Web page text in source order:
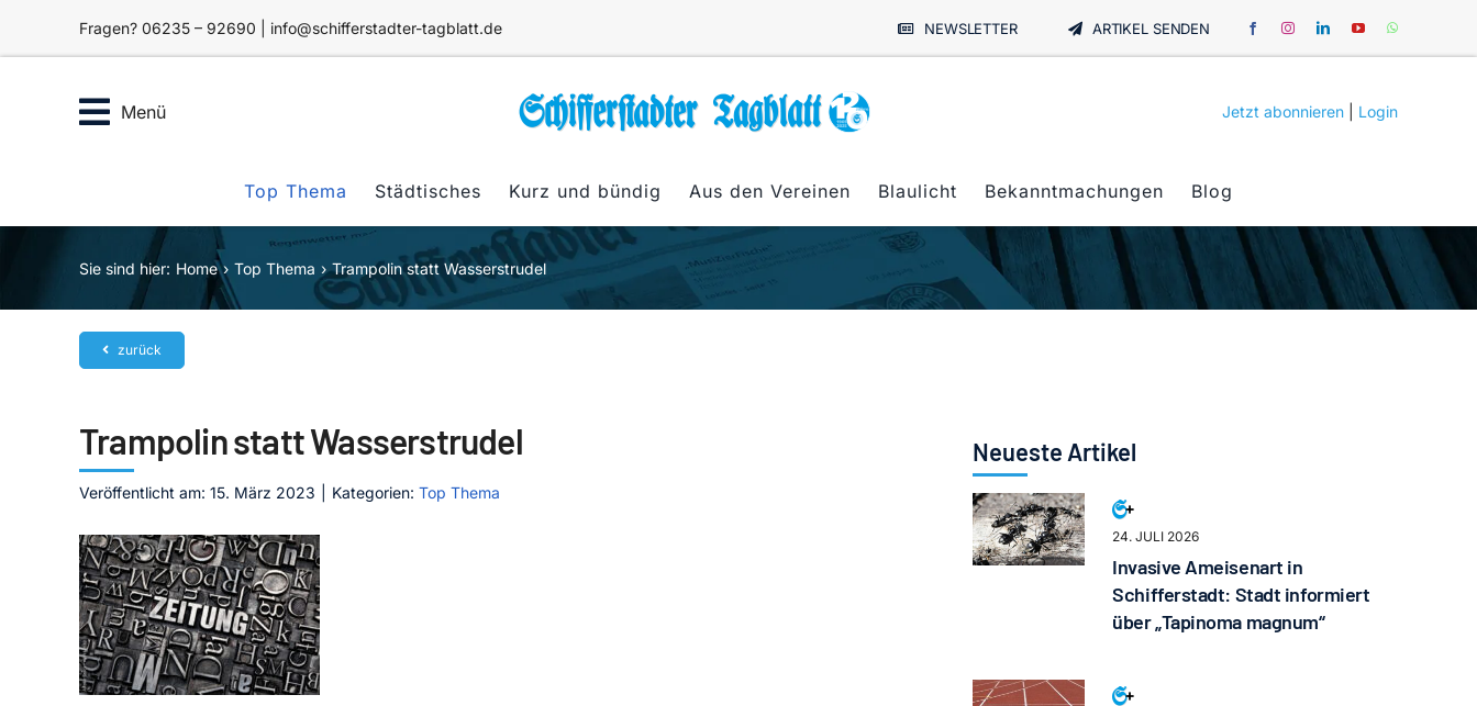
Fragen? 06235 – 92690 | info@schifferstadter-tagblatt.de NEWSLETTER ARTIKEL SENDEN
Menü Jetzt abonnieren Login
Top Thema Städtisches Kurz und bündig Aus den Vereinen Blaulicht Bekanntmachungen Blog
Sie sind hier: Home Top Thema Trampolin statt Wasserstrudel
zurück
Trampolin statt Wasserstrudel
Veröffentlicht am: 15. März 2023 Kategorien: Top Thema
Neueste Artikel
24. JULI 2026
Invasive Ameisenart in
Schifferstadt: Stadt informiert
über „Tapinoma magnum“